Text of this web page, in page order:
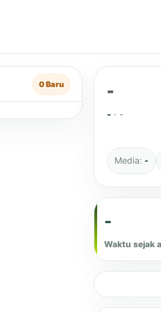
0 Baru -
- · -
Media: -
-
Waktu sejak